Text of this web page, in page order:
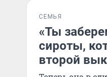
СЕМЬЯ
«Ты
сироты,
второй